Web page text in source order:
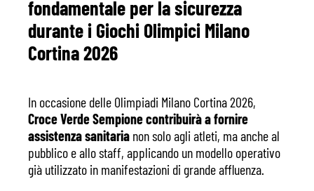
fondamentale per la sicurezza
durante i Giochi Olimpici Milano
Cortina 2026
In occasione delle Olimpiadi Milano Cortina 2026,
Croce Verde Sempione contribuirà a fornire
assistenza sanitaria non solo agli atleti, ma anche al
pubblico e allo staff, applicando un modello operativo
già utilizzato in manifestazioni di grande affluenza.